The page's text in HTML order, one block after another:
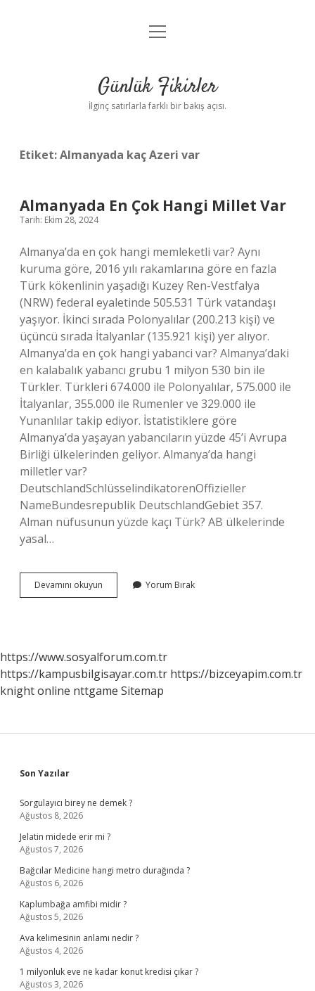
Anasayfa
Yasal Uyarı
menüyü
Günlük Fikirler
İlginç satırlarla farklı bir bakış açısı.
Etiket:Almanyada kaç Azeri var
Almanyada En Çok Hangi Millet Var
Tarih: Ekim 28, 2024
Almanya’da en çok hangi memleketli var? Aynı
kuruma göre, 2016 yılı rakamlarına göre en fazla
Türk kökenlinin yaşadığı Kuzey Ren-Vestfalya
(NRW) federal eyaletinde 505.531 Türk vatandaşı
yaşıyor. İkinci sırada Polonyalılar (200.213 kişi) ve
üçüncü sırada İtalyanlar (135.921 kişi) yer alıyor.
Almanya’da en çok hangi yabanci var? Almanya’daki
en kalabalık yabancı grubu 1 milyon 530 bin ile
Türkler. Türkleri 674.000 ile Polonyalılar, 575.000 ile
İtalyanlar, 355.000 ile Rumenler ve 329.000 ile
Yunanlılar takip ediyor. İstatistiklere göre
Almanya’da yaşayan yabancıların yüzde 45’i Avrupa
Birliği ülkelerinden geliyor. Almanya’da hangi
milletler var?
DeutschlandSchlüsselindikatorenOffizieller
NameBundesrepublik DeutschlandGebiet 357.
Alman nüfusunun yüzde kaçı Türk? AB ülkelerinde
yasal…
Devamını okuyun Almanyada
En
Yorum Bırak
https://www.sosyalforum.com.tr
https://kampusbilgisayar.com.tr https://bizceyapim.com.tr
knight online nttgame Sitemap
Sidebar
Son Yazılar
Sorgulayıcı birey ne demek ?
Ağustos 8, 2026
Jelatin midede erir mi ?
Ağustos 7, 2026
Bağcılar Medicine hangi metro durağında ?
Ağustos 6, 2026
Kaplumbağa amfibi midir ?
Ağustos 5, 2026
Ava kelimesinin anlamı nedir ?
Ağustos 4, 2026
1 milyonluk eve ne kadar konut kredisi çıkar ?
Ağustos 3, 2026